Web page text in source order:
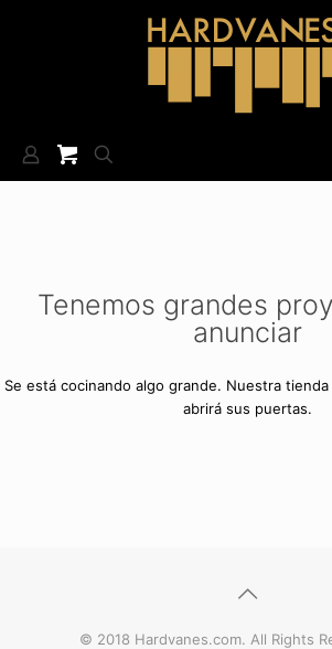
Tenemos grandes
anunciar
Se está cocinando algo grande. Nuestra
abrirá sus puertas.
© 2018 Hardvanes.com. All Rights